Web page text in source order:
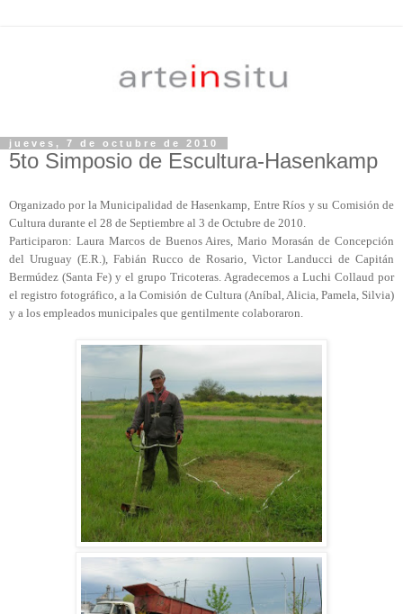
jueves, 7 de octubre de 2010
5to Simposio de Escultura-Hasenkamp
Organizado por la Municipalidad de Hasenkamp, Entre Ríos y su Comisión de
Cultura durante el 28 de Septiembre al 3 de Octubre de 2010.
Participaron: Laura Marcos de Buenos Aires, Mario Morasán de Concepción
del Uruguay (E.R.), Fabián Rucco de Rosario, Victor Landucci de Capitán
Bermúdez (Santa Fe) y el grupo Tricoteras. Agradecemos a Luchi Collaud por
el registro fotográfico, a la Comisión de Cultura (Aníbal, Alicia, Pamela, Silvia)
y a los empleados municipales que gentilmente colaboraron.